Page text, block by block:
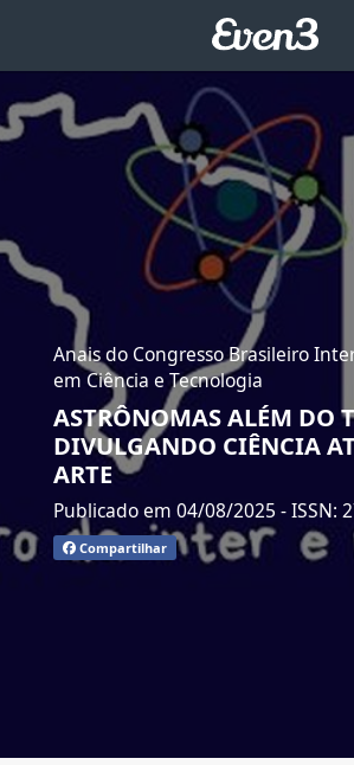
Anais do Congresso Brasileiro
em Ciência e Tecnologia
ASTRÔNOMAS ALÉM DO
DIVULGANDO CIÊNCIA
ARTE
Publicado em 04/08/2025 - ISSN:
Compartilhar